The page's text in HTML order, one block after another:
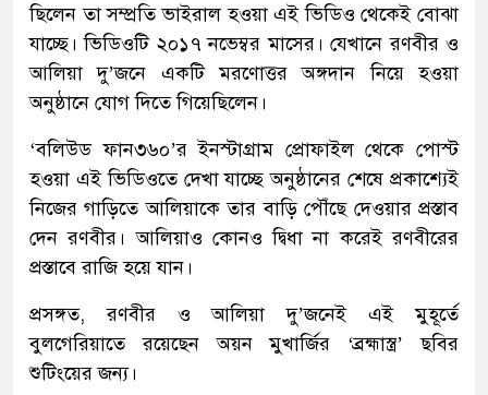
ছিলেন তা সম্প্রতি ভাইরাল হওয়া এই ভিডিও থেকেই বোঝা
যাচ্ছে। ভিডিওটি ২০১৭ নভেম্বর মাসের। যেখানে রণবীর ও
আলিয়া দু’জনে একটি মরণোত্তর অঙ্গদান নিয়ে হওয়া
অনুষ্ঠানে যোগ দিতে গিয়েছিলেন।
‘বলিউড ফান৩৬০’র ইনস্টাগ্রাম প্রোফাইল থেকে পোস্ট
হওয়া এই ভিডিওতে দেখা যাচ্ছে অনুষ্ঠানের শেষে প্রকাশ্যেই
নিজের গাড়িতে আলিয়াকে তার বাড়ি পৌঁছে দেওয়ার প্রস্তাব
দেন রণবীর। আলিয়াও কোনও দ্বিধা না করেই রণবীরের
প্রস্তাবে রাজি হয়ে যান।
প্রসঙ্গত, রণবীর ও আলিয়া দু’জনেই এই মুহূর্তে
বুলগেরিয়াতে রয়েছেন অয়ন মুখার্জির ‘ব্রহ্মাস্ত্র’ ছবির
শুটিংয়ের জন্য।